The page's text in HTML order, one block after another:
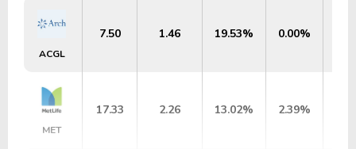
ACGL
7.50 1.46 19.53% 0.00%
MET
17.33 2.26 13.02% 2.39%